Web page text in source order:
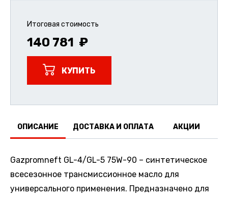
Итоговая стоимость
140 781
КУПИТЬ
ОПИСАНИЕ ДОСТАВКА И ОПЛАТА АКЦИИ
Gazpromneft GL-4/GL-5 75W-90 – синтетическое
всесезонное трансмиссионное масло для
универсального применения. Предназначено для